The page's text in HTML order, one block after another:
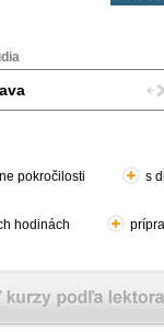
pokročilosti s
hodinách